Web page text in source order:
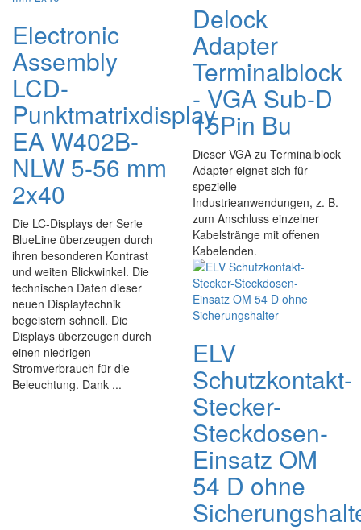
Electronic
Assembly
LCD-
Punktmatrixdisplay
EA W402B-
NLW 5-56 mm
2x40
Die LC-Displays der Serie
BlueLine überzeugen durch
ihren besonderen Kontrast
und weiten Blickwinkel. Die
technischen Daten dieser
neuen Displaytechnik
begeistern schnell. Die
Displays überzeugen durch
einen niedrigen
Stromverbrauch für die
Beleuchtung. Dank ...
Delock
Adapter
Terminalblock
- VGA Sub-D
15Pin Bu
Dieser VGA zu Terminalblock
Adapter eignet sich für
spezielle
Industrieanwendungen, z. B.
zum Anschluss einzelner
Kabelstränge mit offenen
Kabelenden.
ELV
Schutzkontakt-
Stecker-
Steckdosen-
Einsatz OM
54 D ohne